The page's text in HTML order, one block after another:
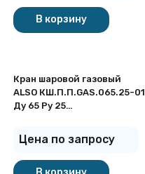
В корзину
Кран шаровой газовый
ALSO КШ.П.П.GAS.065.25-01
Ду 65 Ру 25
приварку
Цена по запросу